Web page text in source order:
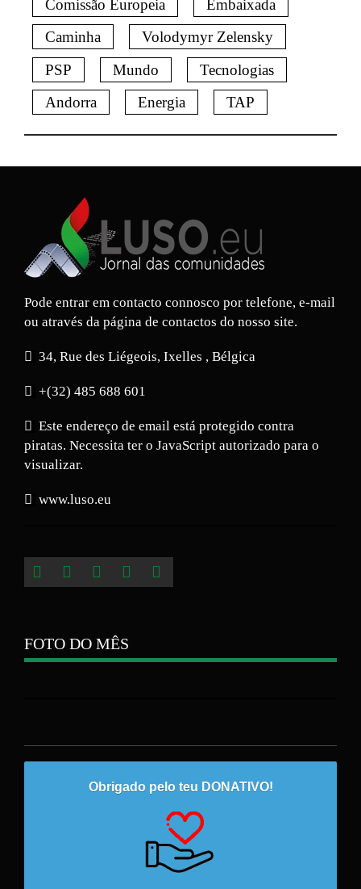
Comissão Europeia
Embaixada
Caminha
Volodymyr Zelensky
PSP
Mundo
Tecnologias
Andorra
Energia TAP
Pode entrar em contacto connosco por telefone, e-mail
ou através da página de contactos do nosso site.
34, Rue des Liégeois, Ixelles , Bélgica
+(32) 485 688 601
Este endereço de email está protegido contra
piratas. Necessita ter o JavaScript autorizado para o
visualizar.
www.luso.eu
FOTO DO MÊS
Obrigado pelo teu DONATIVO!